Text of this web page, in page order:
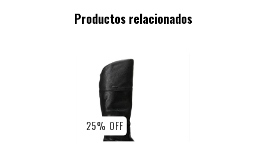
Productos relacionados
25% OFF